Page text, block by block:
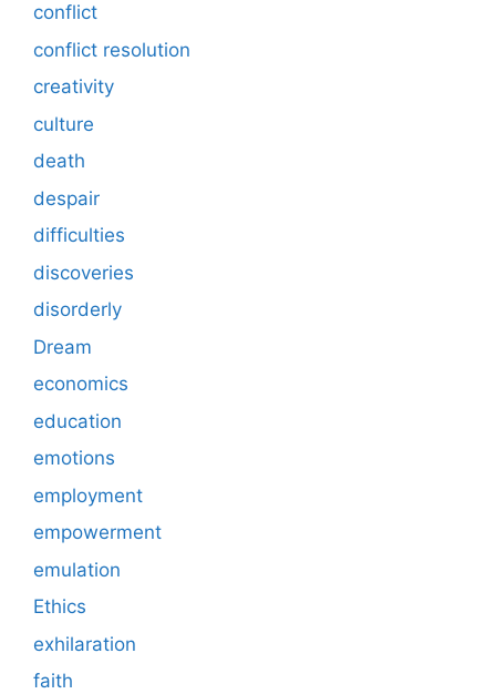
conflict
conflict resolution
creativity
culture
death
despair
difficulties
discoveries
disorderly
Dream
economics
education
emotions
employment
empowerment
emulation
Ethics
exhilaration
faith